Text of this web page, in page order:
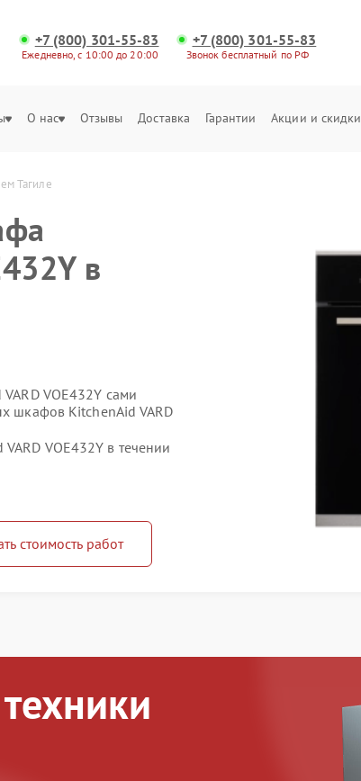
+7 (800) 301-55-83
Ежедневно, с 10:00 до 20:00
+7 (800) 301-55-83
Звонок бесплатный по РФ
О нас Отзывы Доставка Гарантии Акции и скидки
Тагиле
в
VOE432Y сами
шкафов KitchenAid VARD
VOE432Y в течении
стоимость работ